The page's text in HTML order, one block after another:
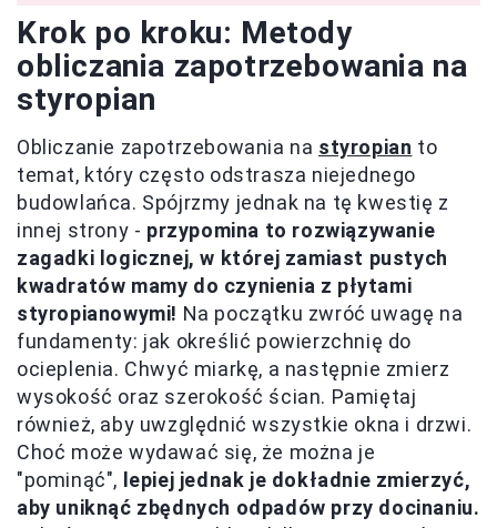
Krok po kroku: Metody
obliczania zapotrzebowania na
styropian
Obliczanie zapotrzebowania na styropian to
temat, który często odstrasza niejednego
budowlańca. Spójrzmy jednak na tę kwestię z
innej strony - przypomina to rozwiązywanie
zagadki logicznej, w której zamiast pustych
kwadratów mamy do czynienia z płytami
styropianowymi! Na początku zwróć uwagę na
fundamenty: jak określić powierzchnię do
ocieplenia. Chwyć miarkę, a następnie zmierz
wysokość oraz szerokość ścian. Pamiętaj
również, aby uwzględnić wszystkie okna i drzwi.
Choć może wydawać się, że można je
"pominąć", lepiej jednak je dokładnie zmierzyć,
aby uniknąć zbędnych odpadów przy docinaniu.